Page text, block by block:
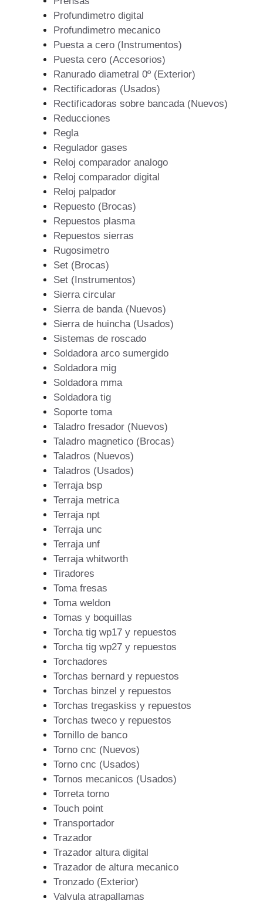
Profundimetro digital
Profundimetro mecanico
Puesta a cero (Instrumentos)
Puesta cero (Accesorios)
Ranurado diametral 0º (Exterior)
Rectificadoras (Usados)
Rectificadoras sobre bancada (Nuevos)
Reducciones
Regla
Regulador gases
Reloj comparador analogo
Reloj comparador digital
Reloj palpador
Repuesto (Brocas)
Repuestos plasma
Repuestos sierras
Rugosimetro
Set (Brocas)
Set (Instrumentos)
Sierra circular
Sierra de banda (Nuevos)
Sierra de huincha (Usados)
Sistemas de roscado
Soldadora arco sumergido
Soldadora mig
Soldadora mma
Soldadora tig
Soporte toma
Taladro fresador (Nuevos)
Taladro magnetico (Brocas)
Taladros (Nuevos)
Taladros (Usados)
Terraja bsp
Terraja metrica
Terraja npt
Terraja unc
Terraja unf
Terraja whitworth
Tiradores
Toma fresas
Toma weldon
Tomas y boquillas
Torcha tig wp17 y repuestos
Torcha tig wp27 y repuestos
Torchadores
Torchas bernard y repuestos
Torchas binzel y repuestos
Torchas tregaskiss y repuestos
Torchas tweco y repuestos
Tornillo de banco
Torno cnc (Nuevos)
Torno cnc (Usados)
Tornos mecanicos (Usados)
Torreta torno
Touch point
Transportador
Trazador
Trazador altura digital
Trazador de altura mecanico
Tronzado (Exterior)
Valvula atrapallamas